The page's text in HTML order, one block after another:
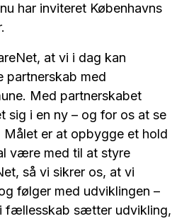
har inviteret Københavns
at vi i dag kan
partnerskab med
Med partnerskabet
i en ny – og for os at se
Målet er at opbygge et hold
være med til at styre
så vi sikrer os, at vi
følger med udviklingen –
fællesskab sætter udvikling,